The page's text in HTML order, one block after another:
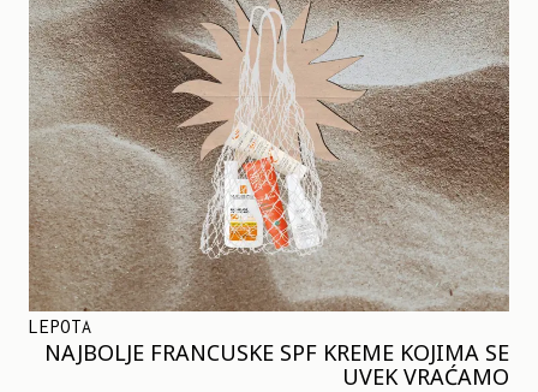
LEPOTA
NAJBOLJE FRANCUSKE SPF KREME KOJIMA SE
UVEK VRAĆAMO